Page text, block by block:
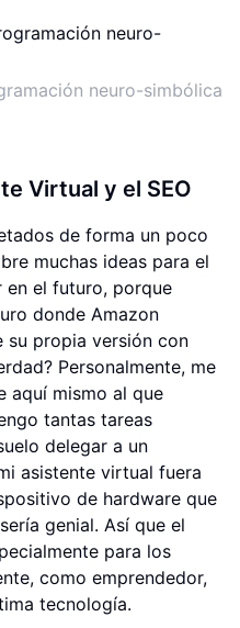
neuro-simbólica
Virtual y el SEO
de forma un poco
muchas ideas para el
el futuro, porque
donde Amazon
su propia versión con
Personalmente, me
aquí mismo al que
tantas tareas
delegar a un
asistente virtual fuera
de hardware que
genial. Así que el
para los
como emprendedor,
tecnología.